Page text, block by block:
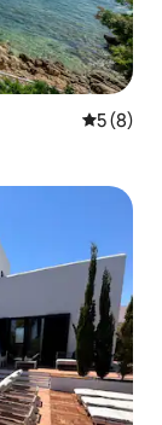
5 (8)